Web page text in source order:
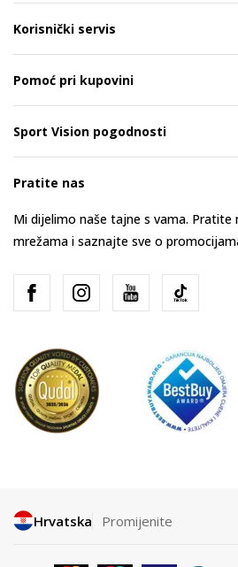
Korisnički servis
Pomoć pri kupovini
Sport Vision pogodnosti
Pratite nas
Mi dijelimo naše tajne s vama. Pratite
mrežama i saznajte sve o
Hrvatska Promijenite